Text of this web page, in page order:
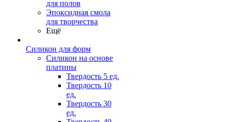
для полов
Эпоксидная смола
для творчества
Ещё
Силикон для форм
Силикон на основе
платины
Твердость 5 ед.
Твердость 10
ед.
Твердость 30
ед.